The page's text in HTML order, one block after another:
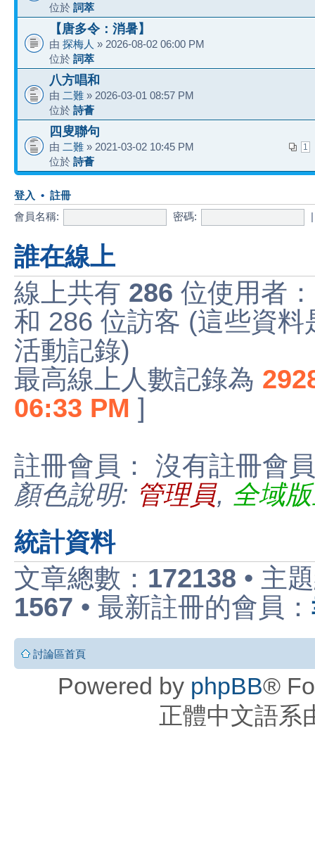
位於 詞萃
【唐多令：消暑】
由 探梅人 » 2026-08-02 06:00 PM
位於 詞萃
八方唱和
由 二難 » 2026-03-01 08:57 PM
位於 詩薈
四叟聯句
1
由 二難 » 2021-03-02 10:45 PM
位於 詩薈
登入 • 註冊
會員名稱: 密碼:
誰在線上
線上共有 286 位使用者
和 286 位訪客 (這些資
活動記錄)
最高線上人數記錄為
06:33 PM ]
註冊會員： 沒有註冊會員
顏色說明: 管理員, 全域
統計資料
文章總數： 172138 • 主
1567 • 最新註冊的會員：
討論區首頁
Powered by phpBB®
正體中文語系